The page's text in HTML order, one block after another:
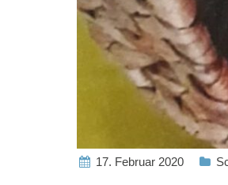
17. Februar 2020